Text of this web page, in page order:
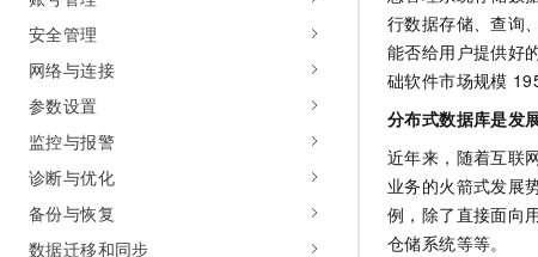
安全管理
网络与连接
参数设置
监控与报警
诊断与优化
备份与恢复
数据迁移和同步
行数据存储、查询
能否给用户提供好
础软件市场规模
分布式数据库是发
近年来，随着互联
业务的火箭式发展
例，除了直接面向
仓储系统等等。
大模型服务
千问AI平台-Token Plan
千问AI平台-模型体验
在线体验全尺寸、多种模态
中间件
数据库
大数据计算
媒体服务
网络
可观测
上云与迁云
企业出海
政企业务
AI 产品 免费试用
1亿+ 大模型 tokens 和
140+云产品 免费试用
产品新客免费试用，最长
大模型ACA认证体验
助力企业全员 AI 认知与能力
Tableau 订阅
AI空中课堂在线直播课
行业生态解决方案
开发者生态解决方案
云开发大赛
入门学习赛